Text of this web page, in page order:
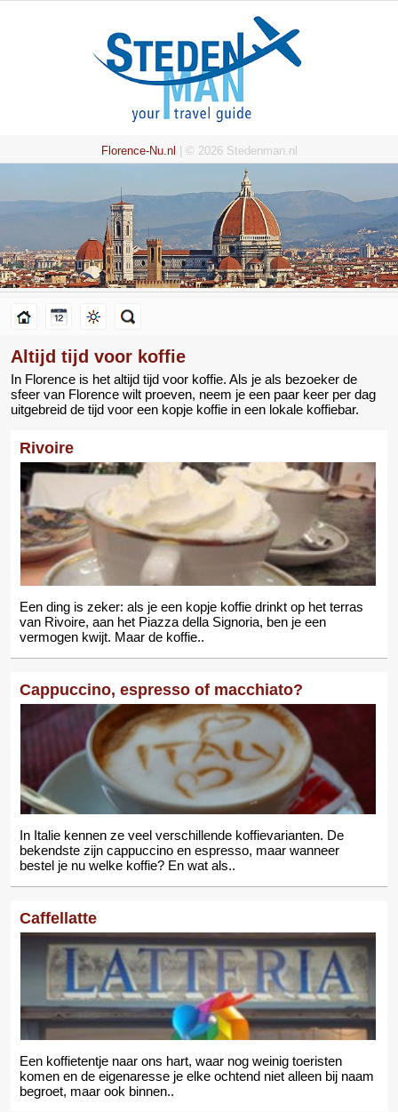
Florence-Nu.nl | © 2026 Stedenman.nl
Altijd tijd voor koffie
In Florence is het altijd tijd voor koffie. Als je als bezoeker de
sfeer van Florence wilt proeven, neem je een paar keer per dag
uitgebreid de tijd voor een kopje koffie in een lokale koffiebar.
Rivoire
Een ding is zeker: als je een kopje koffie drinkt op het terras
van Rivoire, aan het Piazza della Signoria, ben je een
vermogen kwijt. Maar de koffie..
Cappuccino, espresso of macchiato?
In Italie kennen ze veel verschillende koffievarianten. De
bekendste zijn cappuccino en espresso, maar wanneer
bestel je nu welke koffie? En wat als..
Caffellatte
Een koffietentje naar ons hart, waar nog weinig toeristen
komen en de eigenaresse je elke ochtend niet alleen bij naam
begroet, maar ook binnen..